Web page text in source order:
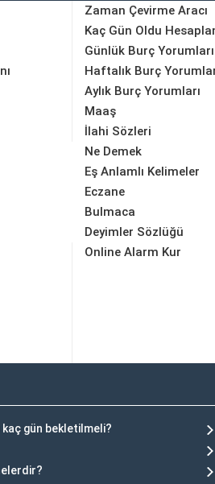
Zaman Çevirme Aracı
Kaç Gün Oldu
Günlük Burç Yorumları
Haftalık Burç
Aylık Burç Yorumları
Maaş
İlahi Sözleri
Ne Demek
Eş Anlamlı Kelimeler
Eczane
Bulmaca
Deyimler Sözlüğü
Online Alarm Kur
kaç gün bekletilmeli?